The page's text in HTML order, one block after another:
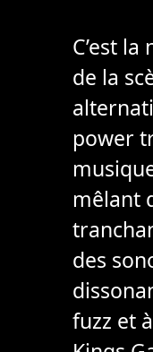
C’est
de la
power
mêlant
des
fuzz et